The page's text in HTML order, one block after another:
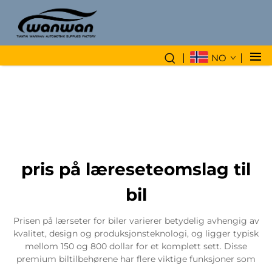
NO
pris på læreseteomslag til
bil
Prisen på lærseter for biler varierer betydelig avhengig av
kvalitet, design og produksjonsteknologi, og ligger typisk
mellom 150 og 800 dollar for et komplett sett. Disse
premium biltilbehørene har flere viktige funksjoner som